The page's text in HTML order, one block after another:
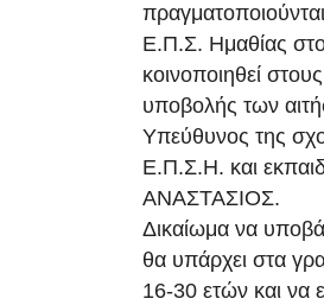
Ε.Π.Σ. Ημαθίας
κοινοποιηθεί
υποβολής των
Υπεύθυνος της
Ε.Π.Σ.Η. και
ΑΝΑΣΤΑΣΙΟΣ.
Δικαίωμα να
θα υπάρχει στα
16-30 ετών και να